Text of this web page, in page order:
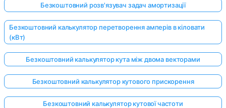
Безкоштовний розв'язувач задач амортизації
Безкоштовний калькулятор перетворення амперів в кіловати
(кВт)
Безкоштовний калькулятор кута між двома векторами
Безкоштовний калькулятор кутового прискорення
Безкоштовний калькулятор кутової частоти